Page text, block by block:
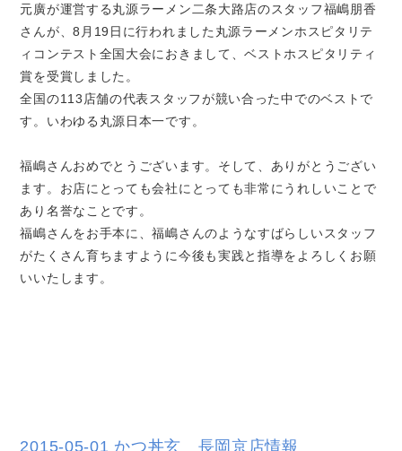
元廣が運営する丸源ラーメン二条大路店のスタッフ福嶋朋香
さんが、8月19日に行われました丸源ラーメンホスピタリテ
ィコンテスト全国大会におきまして、ベストホスピタリティ
賞を受賞しました。
全国の113店舗の代表スタッフが競い合った中でのベストで
す。いわゆる丸源日本一です。
福嶋さんおめでとうございます。そして、ありがとうござい
ます。お店にとっても会社にとっても非常にうれしいことで
あり名誉なことです。
福嶋さんをお手本に、福嶋さんのようなすばらしいスタッフ
がたくさん育ちますように今後も実践と指導をよろしくお願
いいたします。
2015-05-01 かつ丼玄 長岡京店情報